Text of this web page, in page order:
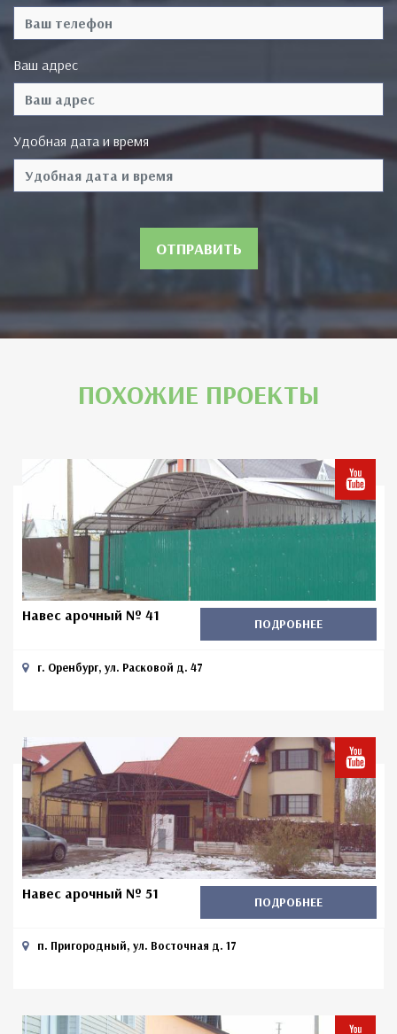
Ваш адрес
Удобная дата и время
ОТПРАВИТЬ
ПОХОЖИЕ ПРОЕКТЫ
Навес арочный № 41 ПОДРОБНЕЕ
г. Оренбург, ул. Расковой д. 47
Навес арочный № 51 ПОДРОБНЕЕ
п. Пригородный, ул. Восточная д. 17